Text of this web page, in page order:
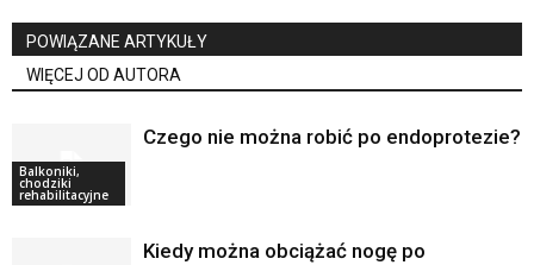
POWIĄZANE ARTYKUŁY
WIĘCEJ OD AUTORA
Balkoniki,
chodziki
rehabilitacyjne
Czego nie można robić po endoprotezie?
Kiedy można obciążać nogę po